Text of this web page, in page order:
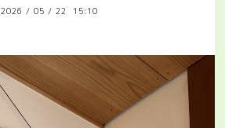
2026 / 05 / 22 15:10